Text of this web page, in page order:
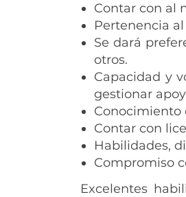
Contar con al
Pertenencia
Se dará
otros.
Capacidad y
gestionar
Conocimiento
Contar con
Habilidades,
Compromiso
Excelentes